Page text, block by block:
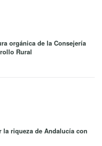
orgánica de la Consejería
Rural
la riqueza de Andalucía con